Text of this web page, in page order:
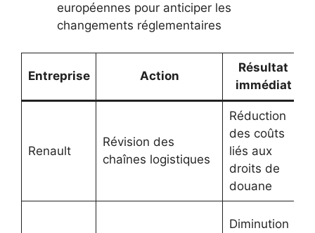
européennes pour anticiper les
changements réglementaires
Entreprise Action
Résultat
immédiat
Renault
Révision des
chaînes logistiques
Réduction
des coûts
liés aux
droits de
douane
Diminution